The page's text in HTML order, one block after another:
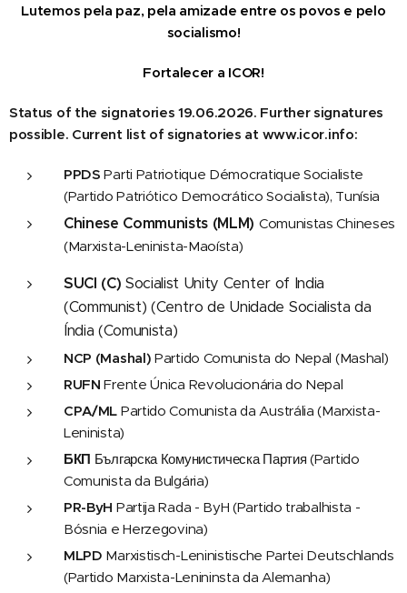
Lutemos pela paz, pela amizade entre os povos e pelo
socialismo!
Fortalecer a ICOR!
Status of the signatories 19.06.2026. Further signatures
possible. Current list of signatories at www.icor.info:
PPDS Parti Patriotique Démocratique Socialiste
(Partido Patriótico Democrático Socialista), Tunísia
Chinese Communists (MLM) Comunistas Chineses
(Marxista-Leninista-Maoísta)
SUCI (C) Socialist Unity Center of India
(Communist) (Centro de Unidade Socialista da
Índia (Comunista)
NCP (Mashal)Partido Comunista do Nepal (Mashal)
RUFN Frente Única Revolucionária do Nepal
CPA/ML Partido Comunista da Austrália (Marxista-
Leninista)
БКП Българска Комунистическа Партия (Partido
Comunista da Bulgária)
PR-ByH Partija Rada - ByH (Partido trabalhista -
Bósnia e Herzegovina)
MLPD Marxistisch-Leninistische Partei Deutschlands
(Partido Marxista-Lenininsta da Alemanha)